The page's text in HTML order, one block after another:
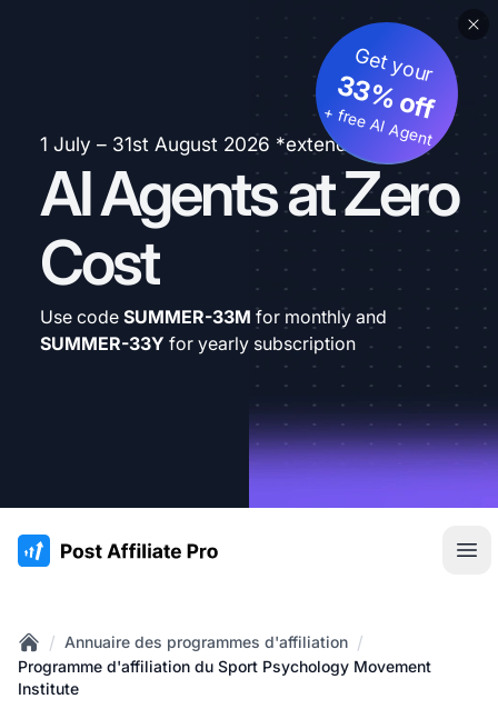
1 July – 31st August 2026 *extended
AI Agents at Zero
Cost
Get your
33% off
+ free AI Agent
Use code SUMMER-33M for monthly and
SUMMER-33Y for yearly subscription
:site.title
Home
/ Annuaire des programmes d'affiliation /
Programme d'affiliation du Sport Psychology Movement
Institute